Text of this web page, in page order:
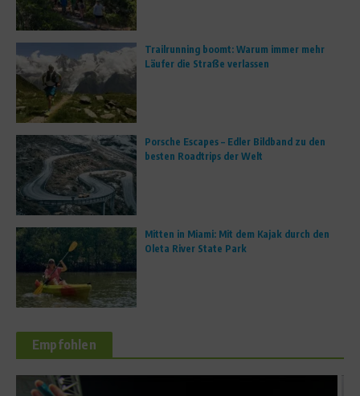
Trailrunning boomt: Warum immer mehr
Läufer die Straße verlassen
Porsche Escapes – Edler Bildband zu den
besten Roadtrips der Welt
Mitten in Miami: Mit dem Kajak durch den
Oleta River State Park
Empfohlen